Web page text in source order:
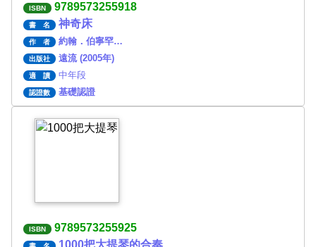
ISBN 9789573255918
書 名 神奇床
作 者 約翰．伯寧罕…
出版社 遠流 (2005年)
適 讀 中年段
認證數 基礎認證
ISBN 9789573255925